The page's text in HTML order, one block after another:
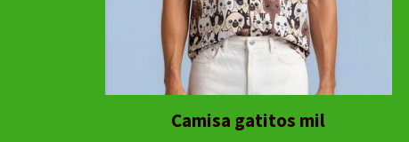
Camisa gatitos mil